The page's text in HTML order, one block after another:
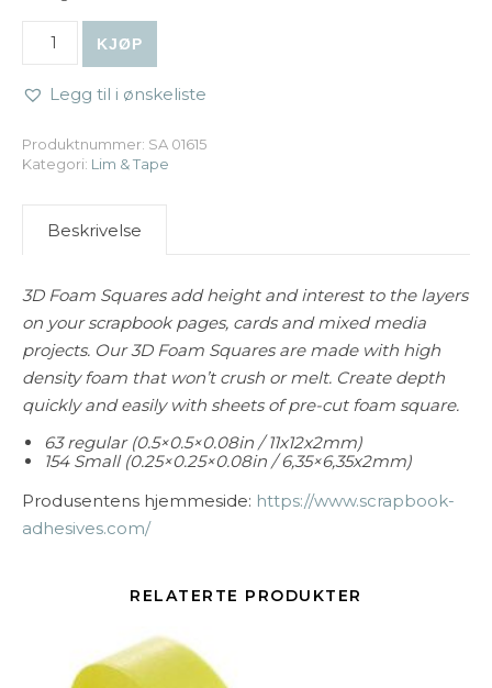
KJØP
Legg til i ønskeliste
Produktnummer: SA 01615
Kategori: Lim & Tape
Beskrivelse
3D Foam Squares add height and interest to the layers
on your scrapbook pages, cards and mixed media
projects. Our 3D Foam Squares are made with high
density foam that won’t crush or melt. Create depth
quickly and easily with sheets of pre-cut foam square.
63 regular (0.5×0.5×0.08in / 11x12x2mm)
154 Small (0.25×0.25×0.08in / 6,35×6,35x2mm)
Produsentens hjemmeside: https://www.scrapbook-
adhesives.com/
RELATERTE PRODUKTER